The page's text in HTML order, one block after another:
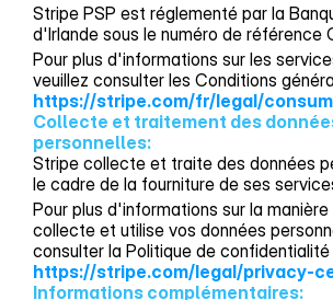
Stripe PSP est réglementé par la
d'Irlande sous le numéro de référence
Pour plus d'informations sur les
veuillez consulter les Conditions
https://stripe.com/fr/legal/
Collecte et traitement des
personnelles:
Stripe collecte et traite des données
le cadre de la fourniture de ses
Pour plus d'informations sur la
collecte et utilise vos données
consulter la Politique de confidentialité
https://stripe.com/legal/privacy-
Informations complémentaires: